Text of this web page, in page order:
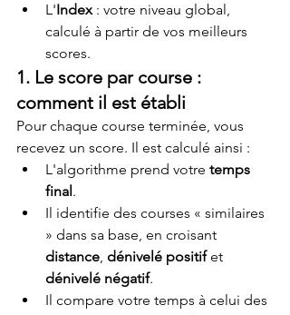
L'Index : votre niveau global,
calculé à partir de vos meilleurs
scores.
1. Le score par course :
comment il est établi
Pour chaque course terminée, vous
recevez un score. Il est calculé ainsi :
L'algorithme prend votre temps
final.
Il identifie des courses « similaires
» dans sa base, en croisant
distance, dénivelé positif et
dénivelé négatif.
Il compare votre temps à celui des